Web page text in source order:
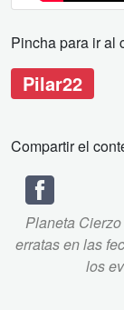
Pincha para ir al
Pilar22
Compartir el
Planeta
erratas en las
los